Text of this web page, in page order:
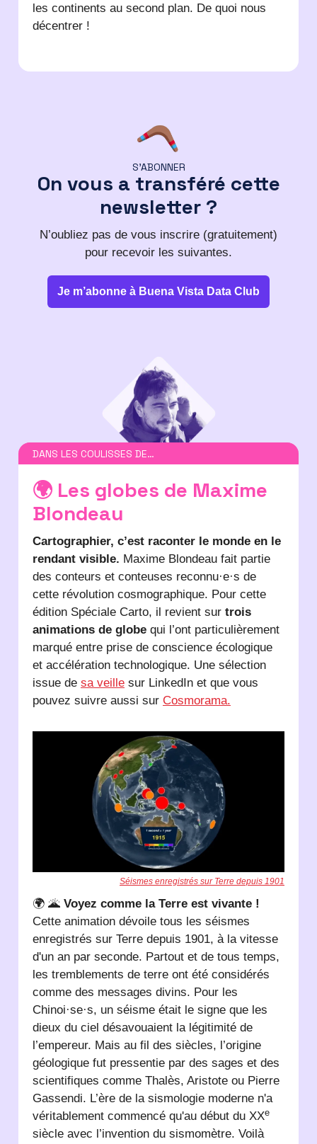
les continents au second plan. De quoi nous
décentrer !
S’ABONNER
On vous a transféré cette
newsletter ?
N’oubliez pas de vous inscrire (gratuitement)
pour recevoir les suivantes.
Je m’abonne à Buena Vista Data Club
DANS LES COULISSES DE…
🌍 Les globes de Maxime
Blondeau
Cartographier, c’est raconter le monde en le
rendant visible. Maxime Blondeau fait partie
des conteurs et conteuses reconnu·e·s de
cette révolution cosmographique. Pour cette
édition Spéciale Carto, il revient sur trois
animations de globe qui l’ont particulièrement
marqué entre prise de conscience écologique
et accélération technologique. Une sélection
issue de sa veille sur LinkedIn et que vous
pouvez suivre aussi sur Cosmorama.
Séismes enregistrés sur Terre depuis 1901
🌍 🌋 Voyez comme la Terre est vivante !
Cette animation dévoile tous les séismes
enregistrés sur Terre depuis 1901, à la vitesse
d'un an par seconde. Partout et de tous temps,
les tremblements de terre ont été considérés
comme des messages divins. Pour les
Chinoi·se·s, un séisme était le signe que les
dieux du ciel désavouaient la légitimité de
l’empereur. Mais au fil des siècles, l’origine
géologique fut pressentie par des sages et des
scientifiques comme Thalès, Aristote ou Pierre
Gassendi. L’ère de la sismologie moderne n'a
véritablement commencé qu'au début du XXe
siècle avec l’invention du sismomètre. Voilà